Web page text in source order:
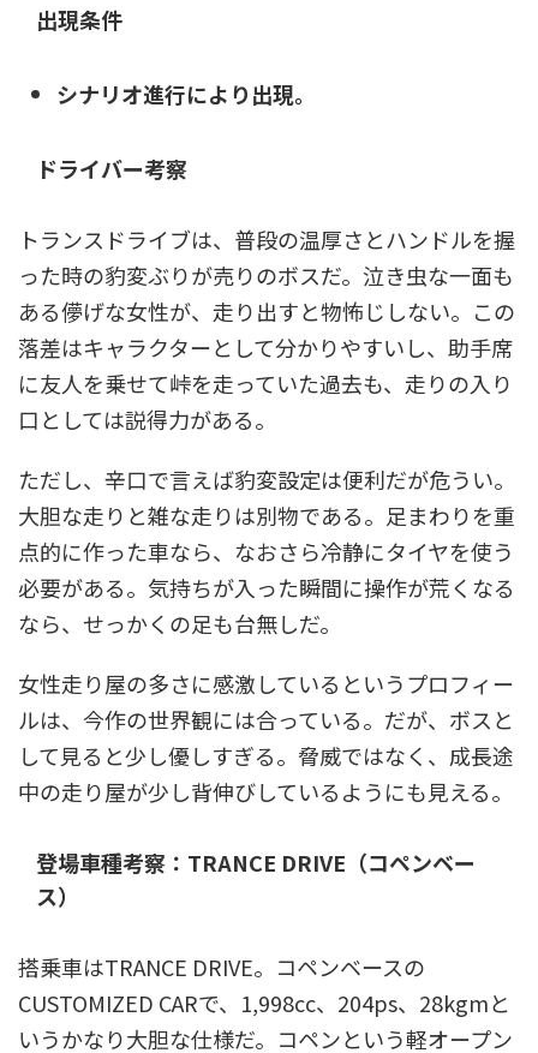
出現条件
シナリオ進行により出現。
ドライバー考察
トランスドライブは、普段の温厚さとハンドルを握
った時の豹変ぶりが売りのボスだ。泣き虫な一面も
ある儚げな女性が、走り出すと物怖じしない。この
落差はキャラクターとして分かりやすいし、助手席
に友人を乗せて峠を走っていた過去も、走りの入り
口としては説得力がある。
ただし、辛口で言えば豹変設定は便利だが危うい。
大胆な走りと雑な走りは別物である。足まわりを重
点的に作った車なら、なおさら冷静にタイヤを使う
必要がある。気持ちが入った瞬間に操作が荒くなる
なら、せっかくの足も台無しだ。
女性走り屋の多さに感激しているというプロフィー
ルは、今作の世界観には合っている。だが、ボスと
して見ると少し優しすぎる。脅威ではなく、成長途
中の走り屋が少し背伸びしているようにも見える。
登場車種考察：TRANCE DRIVE（コペンベー
ス）
搭乗車はTRANCE DRIVE。コペンベースの
CUSTOMIZED CARで、1,998cc、204ps、28kgmと
いうかなり大胆な仕様だ。コペンという軽オープン